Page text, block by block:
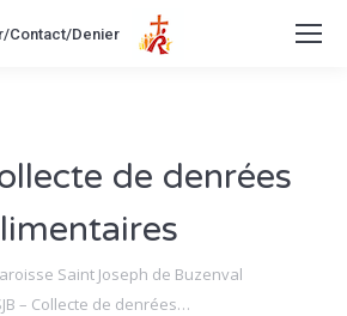
Contact/Denier
de denrées
Saint Joseph de Buzenval
– Collecte de denrées…